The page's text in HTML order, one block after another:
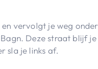
en vervolgt je weg
Deze straat blijf
sla je links af.